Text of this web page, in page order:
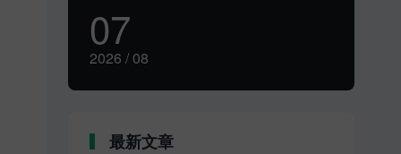
07
2026 / 08
最新文章